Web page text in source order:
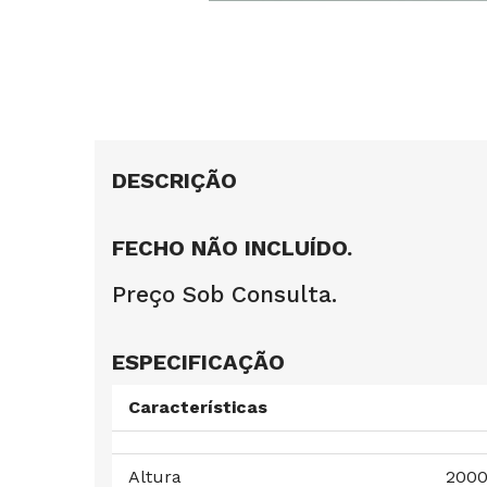
DESCRIÇÃO
FECHO NÃO INCLUÍDO.
Preço Sob Consulta.
ESPECIFICAÇÃO
Características
Altura